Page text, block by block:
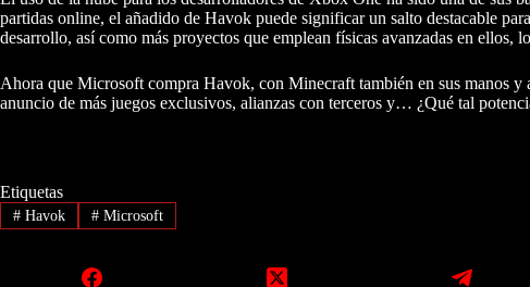
partidas online, el añadido de Havok puede significar un salto destacable
desarrollo, así como más proyectos que emplean físicas avanzadas en ellos,
Ahora que Microsoft compra Havok, con Minecraft también en sus manos y
anuncio de más juegos exclusivos, alianzas con terceros y… ¿Qué tal
Etiquetas
#Havok #Microsoft